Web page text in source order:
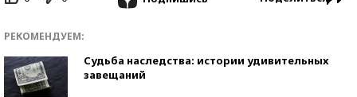
РЕКОМЕНДУЕМ:
Судьба наследства: истории удивительных
завещаний